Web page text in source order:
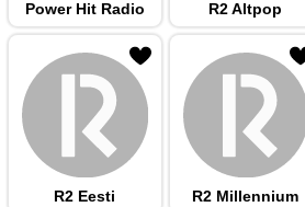
Power Hit Radio R2 Altpop
R2 Eesti R2 Millennium